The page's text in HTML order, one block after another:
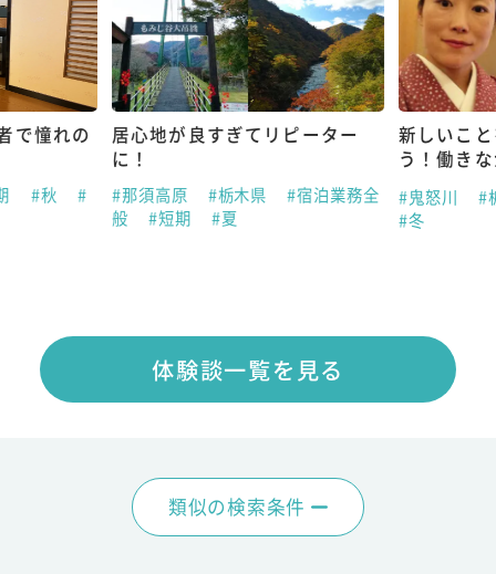
で憧れの
#秋 #
居心地が良すぎてリピーター
に！
#那須高原 #栃木県
#宿泊業務全
般
#短期 #夏
新しいこ
う！働き
#鬼怒川
#
#冬
体験談一覧を見る
類似の検索条件